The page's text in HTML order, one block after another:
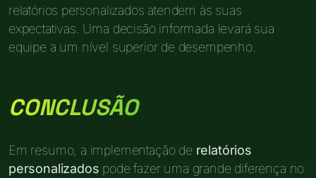
relatórios personalizados atendem às suas
expectativas. Uma decisão informada levará sua
equipe a um nível superior de desempenho.
CONCLUSÃO
Em resumo, a implementação de relatórios
personalizados pode fazer uma grande diferença no